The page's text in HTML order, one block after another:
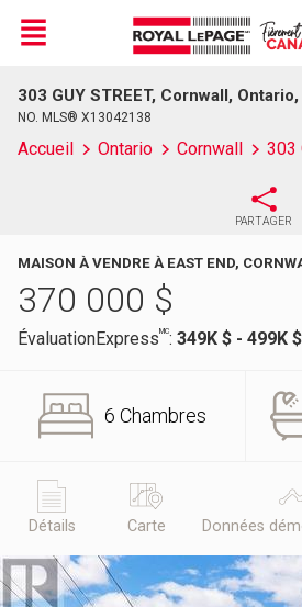
Live
En Direct
Menu
303 GUY STREET, Cornwall,
NO. MLS® X13042138
Accueil Ontario Cornwall 303
PARTAGER
MAISON À VENDRE À EAST END,
370 000 $
ÉvaluationExpressMC: 349K $ - 499K $
6 Chambres
Détails Carte Données